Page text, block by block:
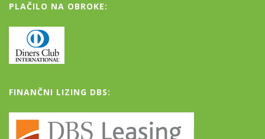
PLAČILO NA OBROKE:
FINANČNI LIZING DBS: